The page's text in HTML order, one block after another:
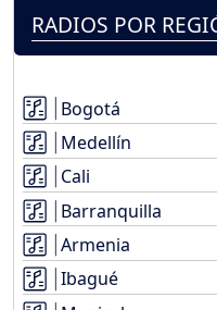
RADIOS POR
Bogotá
Medellín
Cali
Barranquilla
Armenia
Ibagué